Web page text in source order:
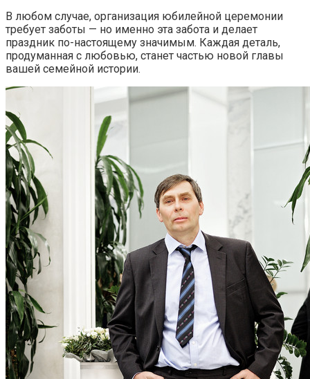
В любом случае, организация юбилейной церемонии
требует заботы — но именно эта забота и делает
праздник по-настоящему значимым. Каждая деталь,
продуманная с любовью, станет частью новой главы
вашей семейной истории.